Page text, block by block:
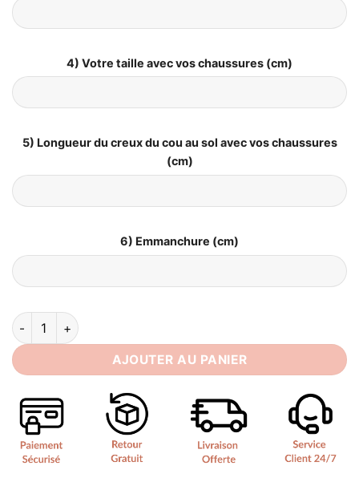
4) Votre taille avec vos chaussures (cm)
5) Longueur du creux du cou au sol avec vos chaussures
(cm)
6) Emmanchure (cm)
quantité de Robe de Mariée Hiver Bohème
AJOUTER AU PANIER